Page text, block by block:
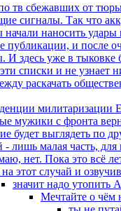
тв сбежавших от
сигналы. Так что
наносить удары
публикации, и после
здесь уже в тыковке
списки и не узнает
раскачать
милитаризации
мужики с фронта
будет выглядеть по
- лишь малая часть,
нет. Пока это всё
на этот случай и
значит надо
Мечтайте о чём